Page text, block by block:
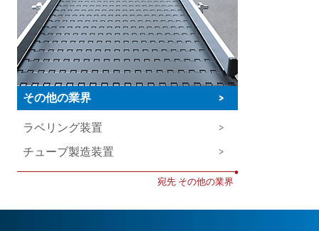
その他の業界 >
ラベリング装置
>
チューブ製造装置
>
•
宛先 その他の業界